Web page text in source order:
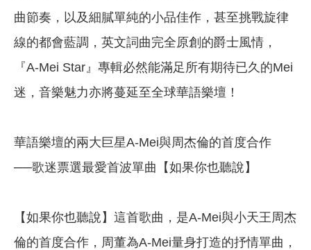
曲節奏，以及細膩單純的小品佳作，甚至挑戰旋律
線的都會藍調，英文詞曲完全原創的爵士風情，
『A-Mei Star』專輯必然能滿足所有期待已久的Mei
迷，音樂魅力亦將蔓延至全球華語樂壇！
華語樂壇的兩大巨星A-Mei與周杰倫的首度合作
──歌迷票選最愛首波單曲【如果你也聽說】
【如果你也聽說】這首歌曲，是A-Mei與小天王周杰
倫的首度合作，周董為A-Mei量身打造的抒情單曲，